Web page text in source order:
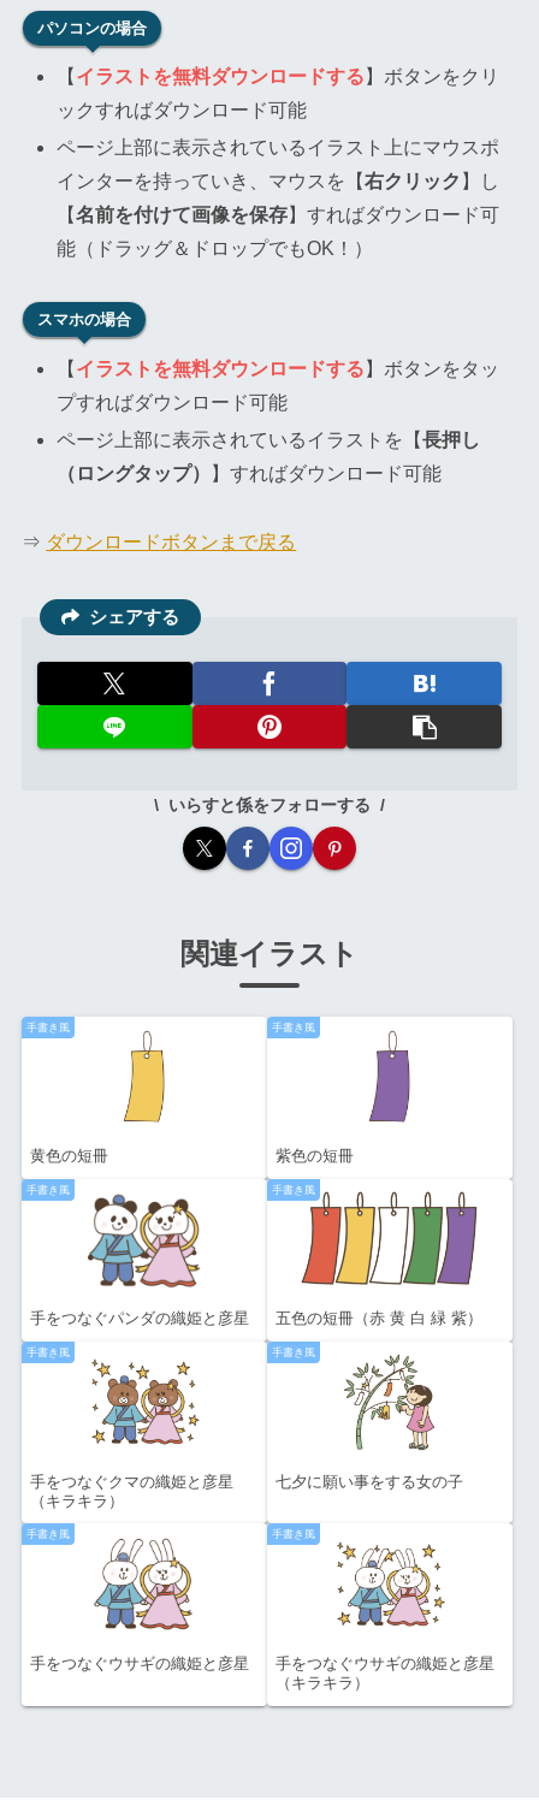
パソコンの場合
【 イラストを無料ダウンロードする 】ボタンをクリ
ックすればダウンロード可能
ページ上部に表示されているイラスト上にマウスポ
インターを持っていき、マウスを【右クリック 】し
【名前を付けて画像を保存】すればダウンロード可
能（ドラッグ＆ドロップでもOK！）
スマホの場合
【 イラストを無料ダウンロードする 】ボタンをタッ
プすればダウンロード可能
ページ上部に表示されているイラストを【長押し
（ロングタップ）
】すればダウンロード可能
⇒ ダウンロードボタンまで戻る
シェアする
いらすと係をフォローする
関連イラスト
手書き風
黄色の短冊
手書き風
紫色の短冊
手書き風
手をつなぐパンダの織姫と彦星
手書き風
五色の短冊（赤 黄 白 緑 紫）
手書き風
手をつなぐクマの織姫と彦星
（キラキラ）
手書き風
七夕に願い事をする女の子
手書き風
手をつなぐウサギの織姫と彦星
手書き風
手をつなぐウサギの織姫と彦星
（キラキラ）